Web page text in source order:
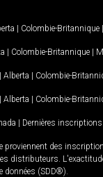
| Colombie-Britannique |
| Colombie-Britannique |
| Alberta | Colombie-
| Alberta | Colombie-
| Dernières
des
distributeurs.
données (SDD®).